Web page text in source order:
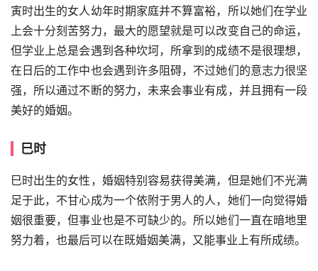
寅时出生的女人幼年时期家庭并不算富裕，所以她们在学业
上会十分刻苦努力，最大的愿望就是可以改变自己的命运，
但学业上总是会遇到各种坎坷，所拿到的成绩不是很理想，
在日后的工作中也会遇到许多阻碍，不过她们的意志力很坚
强，所以通过不断的努力，未来会事业有成，并且拥有一段
美好的婚姻。
巳时
巳时出生的女性，婚姻特别容易获得美满，但是她们不光满
足于此，不甘心成为一个依附于男人的人，她们一向觉得婚
姻很重要，但事业也是不可缺少的。所以她们一直在暗地里
努力着，也最后可以在既婚姻美满，又能事业上有所成绩。